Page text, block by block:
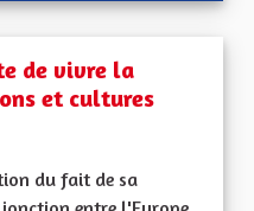
de vivre la
et cultures
du fait de sa